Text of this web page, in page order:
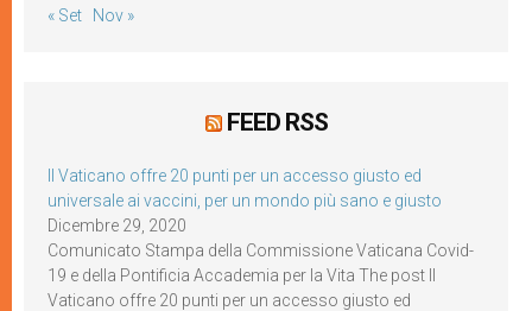
« Set Nov »
FEED RSS
Il Vaticano offre 20 punti per un accesso giusto ed
universale ai vaccini, per un mondo più sano e giusto
Dicembre 29, 2020
Comunicato Stampa della Commissione Vaticana Covid-
19 e della Pontificia Accademia per la Vita The post Il
Vaticano offre 20 punti per un accesso giusto ed